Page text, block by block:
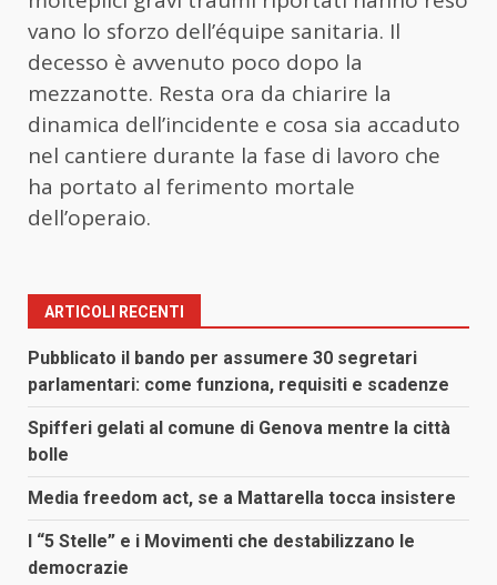
vano lo sforzo dell’équipe sanitaria. Il
decesso è avvenuto poco dopo la
mezzanotte. Resta ora da chiarire la
dinamica dell’incidente e cosa sia accaduto
nel cantiere durante la fase di lavoro che
ha portato al ferimento mortale
dell’operaio.
ARTICOLI RECENTI
Pubblicato il bando per assumere 30 segretari
parlamentari: come funziona, requisiti e scadenze
Spifferi gelati al comune di Genova mentre la città
bolle
Media freedom act, se a Mattarella tocca insistere
I “5 Stelle” e i Movimenti che destabilizzano le
democrazie